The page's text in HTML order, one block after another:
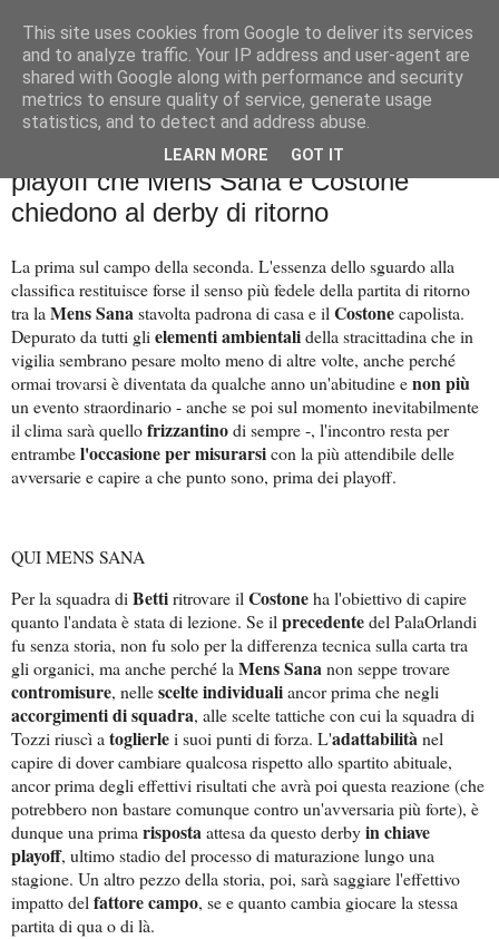
Palla al cerchio
sabato 6 aprile 2024
Così in campo: Le risposte in chiave
playoff che Mens Sana e Costone
chiedono al derby di ritorno
La prima sul campo della seconda. L'essenza dello sguardo alla
classifica restituisce forse il senso più fedele della partita di ritorno
tra la Mens Sanastavolta padrona di casa e il Costonecapolista.
Depurato da tutti gli elementi ambientalidella stracittadina che in
vigilia sembrano pesare molto meno di altre volte, anche perché
ormai trovarsi è diventata da qualche anno un'abitudine enon più
un evento straordinario - anche se poi sul momento inevitabilmente
il clima sarà quellofrizzantinodi sempre -, l'incontro resta per
entrambel'occasione per misurarsicon la più attendibile delle
avversarie e capire a che punto sono, prima dei playoff.
QUI MENS SANA
Per la squadra diBettiritrovare ilCostoneha l'obiettivo di capire
quanto l'andata è stata di lezione. Se ilprecedentedel PalaOrlandi
fu senza storia, non fu solo per la differenza tecnica sulla carta tra
gli organici, ma anche perché laMens Sananon seppe trovare
contromisure, nellescelte individualiancor prima che negli
accorgimenti di squadra, alle scelte tattiche con cui la squadra di
Tozzi riuscì atoglierlei suoi punti di forza. L'adattabilitànel
capire di dover cambiare qualcosa rispetto allo spartito abituale,
ancor prima degli effettivi risultati che avrà poi questa reazione (che
potrebbero non bastare comunque contro un'avversaria più forte), è
dunque una primarispostaattesa da questo derbyin chiave
playoff, ultimo stadio del processo di maturazione lungo una
stagione. Un altro pezzo della storia, poi, sarà saggiare l'effettivo
impatto delfattore campo, se e quanto cambia giocare la stessa
partita di qua o di là.
This site uses cookies from Google to deliver its services
and to analyze traffic. Your IP address and user-agent are
shared with Google along with performance and security
metrics to ensure quality of service, generate usage
statistics, and to detect and address abuse.
LEARN MORE GOT IT